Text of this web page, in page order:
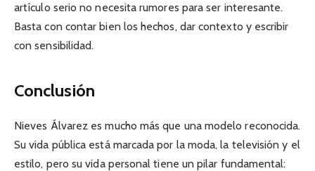
artículo serio no necesita rumores para ser interesante.
Basta con contar bien los hechos, dar contexto y escribir
con sensibilidad.
Conclusión
Nieves Álvarez es mucho más que una modelo reconocida.
Su vida pública está marcada por la moda, la televisión y el
estilo, pero su vida personal tiene un pilar fundamental: